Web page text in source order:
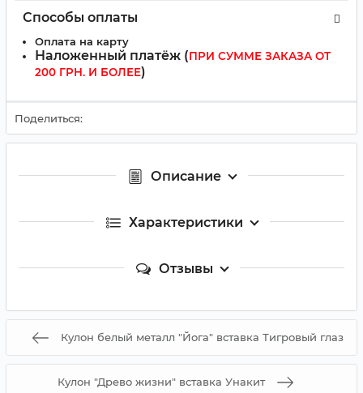
Способы оплаты
Оплата на карту
Наложенный платёж (ПРИ СУММЕ ЗАКАЗА ОТ
200 ГРН. И БОЛЕЕ)
Поделиться:
Описание
Характеристики
Отзывы
Кулон белый металл "Йога" вставка Тигровый глаз
Кулон "Древо жизни" вставка Унакит